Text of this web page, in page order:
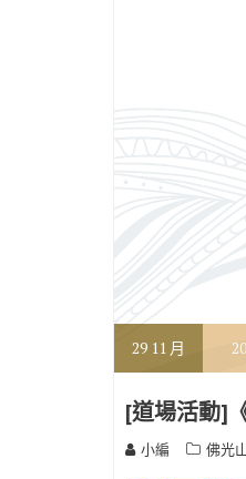
29 11 月
[道場活動]
小編 佛光